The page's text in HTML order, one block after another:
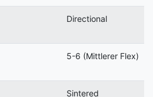
Directional
5-6 (Mittlerer Flex)
Sintered